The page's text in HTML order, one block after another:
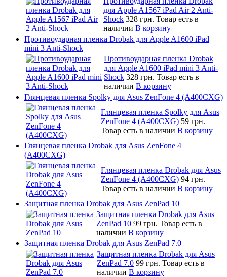
для Apple A1567 iPad Air 2 Anti-
Shock 328 грн. Товар есть в
наличии В корзину
Противоударная пленка Drobak для Apple A1600 iPad
mini 3 Anti-Shock
Противоударная пленка Drobak
для Apple A1600 iPad mini 3 Anti-
Shock 328 грн. Товар есть в
наличии В корзину
Глянцевая пленка Spolky для Asus ZenFone 4 (A400CXG)
Глянцевая пленка Spolky для Asus
ZenFone 4 (A400CXG) 59 грн.
Товар есть в наличии В корзину
Глянцевая пленка Drobak для Asus ZenFone 4
(A400CXG)
Глянцевая пленка Drobak для Asus
ZenFone 4 (A400CXG) 94 грн.
Товар есть в наличии В корзину
Защитная пленка Drobak для Asus ZenPad 10
Защитная пленка Drobak для Asus
ZenPad 10 99 грн. Товар есть в
наличии В корзину
Защитная пленка Drobak для Asus ZenPad 7.0
Защитная пленка Drobak для Asus
ZenPad 7.0 99 грн. Товар есть в
наличии В корзину